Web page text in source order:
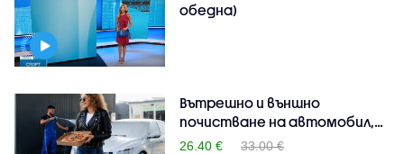
обедна)
Вътрешно и външно
почистване на автомобил,
п..
26.40 €
33.00 €